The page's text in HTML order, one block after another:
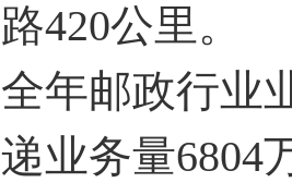
路420公里。
全年邮政行业
递业务量6804